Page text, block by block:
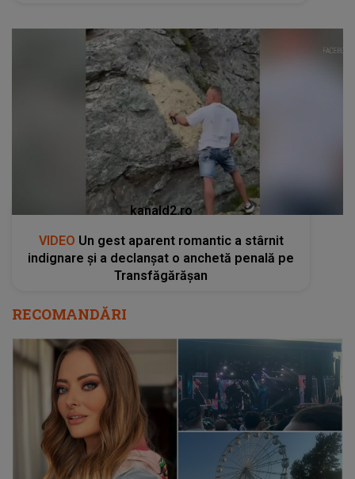
kanald2.ro
VIDEO Un gest aparent romantic a stârnit
indignare și a declanșat o anchetă penală pe
Transfăgărășan
RECOMANDĂRI